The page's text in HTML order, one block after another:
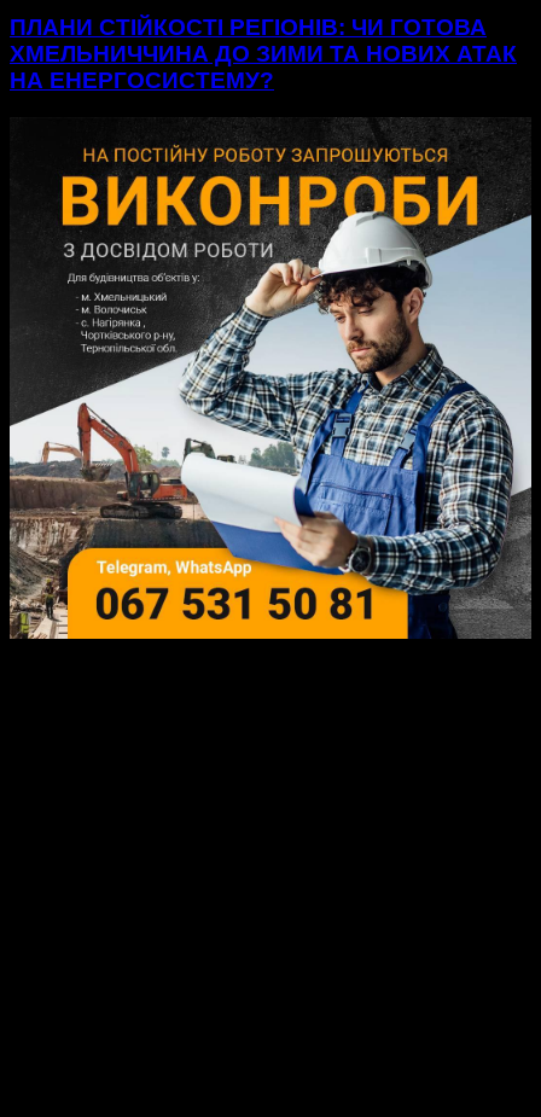
ПЛАНИ СТІЙКОСТІ РЕГІОНІВ: ЧИ ГОТОВА
ХМЕЛЬНИЧЧИНА ДО ЗИМИ ТА НОВИХ АТАК
НА ЕНЕРГОСИСТЕМУ?